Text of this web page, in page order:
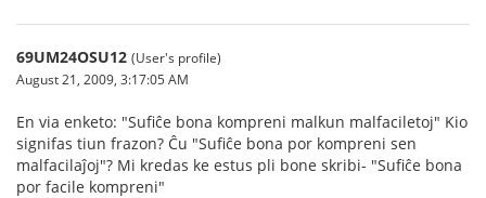
69UM24OSU12 (User's profile)
August 21, 2009, 3:17:05 AM
En via enketo: "Sufiĉe bona kompreni malkun malfaciletoj" Kio
signifas tiun frazon? Ĉu "Sufiĉe bona por kompreni sen
malfacilaĵoj"? Mi kredas ke estus pli bone skribi- "Sufiĉe bona
por facile kompreni"